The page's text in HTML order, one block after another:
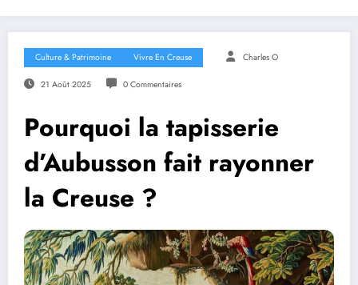
Culture & Patrimoine Vivre En Creuse Charles O
21 Août 2025 0 Commentaires
Pourquoi la tapisserie
d’Aubusson fait rayonner
la Creuse ?